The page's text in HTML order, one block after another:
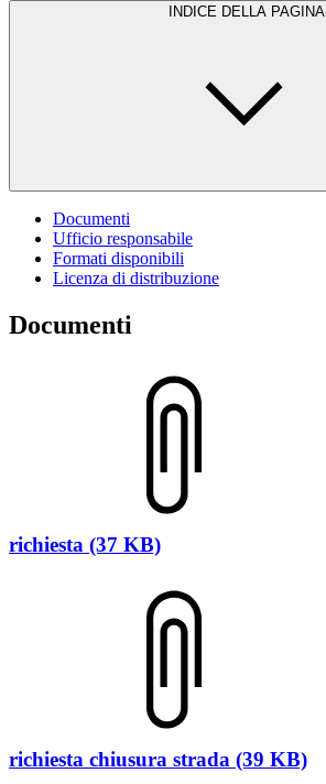
INDICE DELLA PAGINA
Documenti
Ufficio responsabile
Formati disponibili
Licenza di distribuzione
Documenti
richiesta (37 KB)
richiesta chiusura strada (39 KB)